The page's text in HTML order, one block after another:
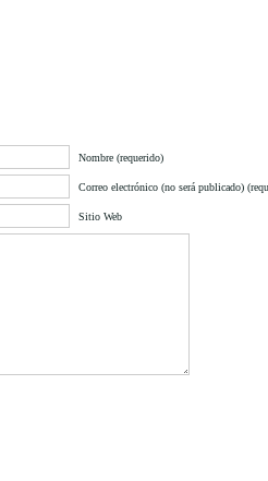
Nombre (requerido)
Correo electrónico (no será publicado)
Sitio Web